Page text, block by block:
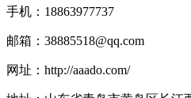
手机：18863977737
邮箱：38885518@qq.com
网址：http://aaado.com/